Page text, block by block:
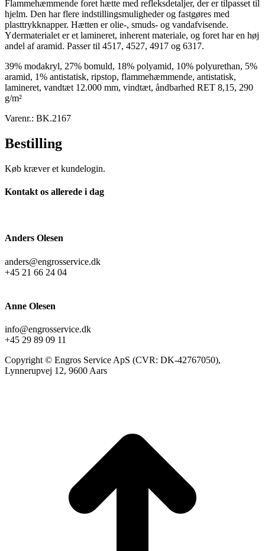
Flammehæmmende foret hætte med refleksdetaljer, der er tilpasset til
hjelm. Den har flere indstillingsmuligheder og fastgøres med
plasttrykknapper. Hætten er olie-, smuds- og vandafvisende.
Ydermaterialet er et lamineret, inherent materiale, og foret har en høj
andel af aramid. Passer til 4517, 4527, 4917 og 6317.
39% modakryl, 27% bomuld, 18% polyamid, 10% polyurethan, 5%
aramid, 1% antistatisk, ripstop, flammehæmmende, antistatisk,
lamineret, vandtæt 12.000 mm, vindtæt, åndbarhed RET 8,15, 290
g/m²
Varenr.: BK.2167
Bestilling
Køb kræver et kundelogin.
Kontakt os allerede i dag
Anders Olesen
anders@engrosservice.dk
+45 21 66 24 04
Anne Olesen
info@engrosservice.dk
+45 29 89 09 11
Copyright © Engros Service ApS (CVR: DK-42767050),
Lynnerupvej 12, 9600 Aars